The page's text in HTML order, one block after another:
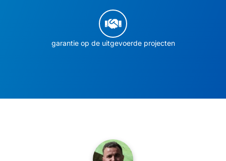
garantie op de uitgevoerde projecten